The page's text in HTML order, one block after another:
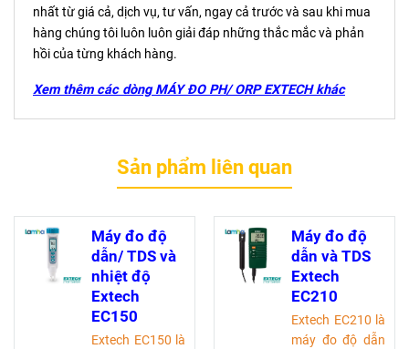
nhất từ giá cả, dịch vụ, tư vấn, ngay cả trước và sau khi mua
hàng chúng tôi luôn luôn giải đáp những thắc mắc và phản
hồi của từng khách hàng.
Xem thêm các dòng MÁY ĐO PH/ ORP EXTECH khác
Sản phẩm liên quan
Máy đo độ
dẫn/ TDS và
nhiệt độ
Extech
EC150
Extech EC150 là
Máy đo độ
dẫn và TDS
Extech
EC210
Extech EC210 là
máy đo độ dẫn